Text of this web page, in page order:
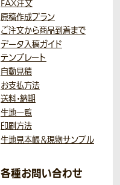
FAX注文
原稿作成プラン
ご注文から商品到着まで
データ入稿ガイド
テンプレート
自動見積
お支払方法
送料・納期
生地一覧
印刷方法
生地見本帳＆現物サンプル
各種お問い合わせ